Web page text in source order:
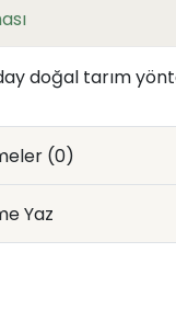
doğal tarım
(0)
Yaz